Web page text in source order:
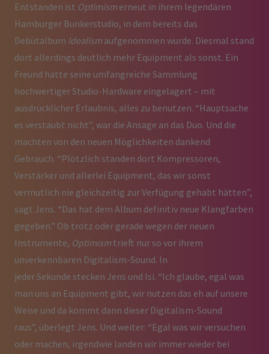
Entstanden ist Optimism erneut in ihrem legendären
Hamburger Bunkerstudio, in dem bereits das
Debütalbum Idealism aufgenommen wurde. Diesmal stand
dort allerdings deutlich mehr Equipment als sonst. Ein
Freund hatte seine umfangreiche Sammlung
hochwertiger Studio-Hardware eingelagert – mit
ausdrücklicher Erlaubnis, alles zu benutzen. “Hauptsache
es verstaubt nicht”, war die Ansage an das Duo. Und die
machten von den neuen Möglichkeiten dankend
Gebrauch. “Plötzlich standen dort Kompressoren,
Verstärker und allerlei Equipment, das wir sonst
vermutlich nie gleichzeitig zur Verfügung gehabt hätten”,
sagt Jens. “Das hat dem Album definitiv neue Klangfarben
gegeben.” Ob trotz oder gerade wegen der neuen
Instrumente, Optimism trieft nur so vor ihrem
unverkennbaren Digitalism-Sound. In
jeder Sekunde stecken Jens und Isi. “Ich glaube, egal was
man uns an Equipment gibt, wir nutzen das eh auf unsere
Weise und da kommt dann dieser Digitalism-Sound
raus”, überlegt Jens. Und weiter: “Egal was wir versuchen
oder machen, irgendwie landen wir immer wieder bei